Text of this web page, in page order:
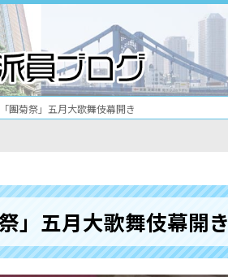
團菊祭」五月大歌舞伎幕開き
」五月大歌舞伎幕開き